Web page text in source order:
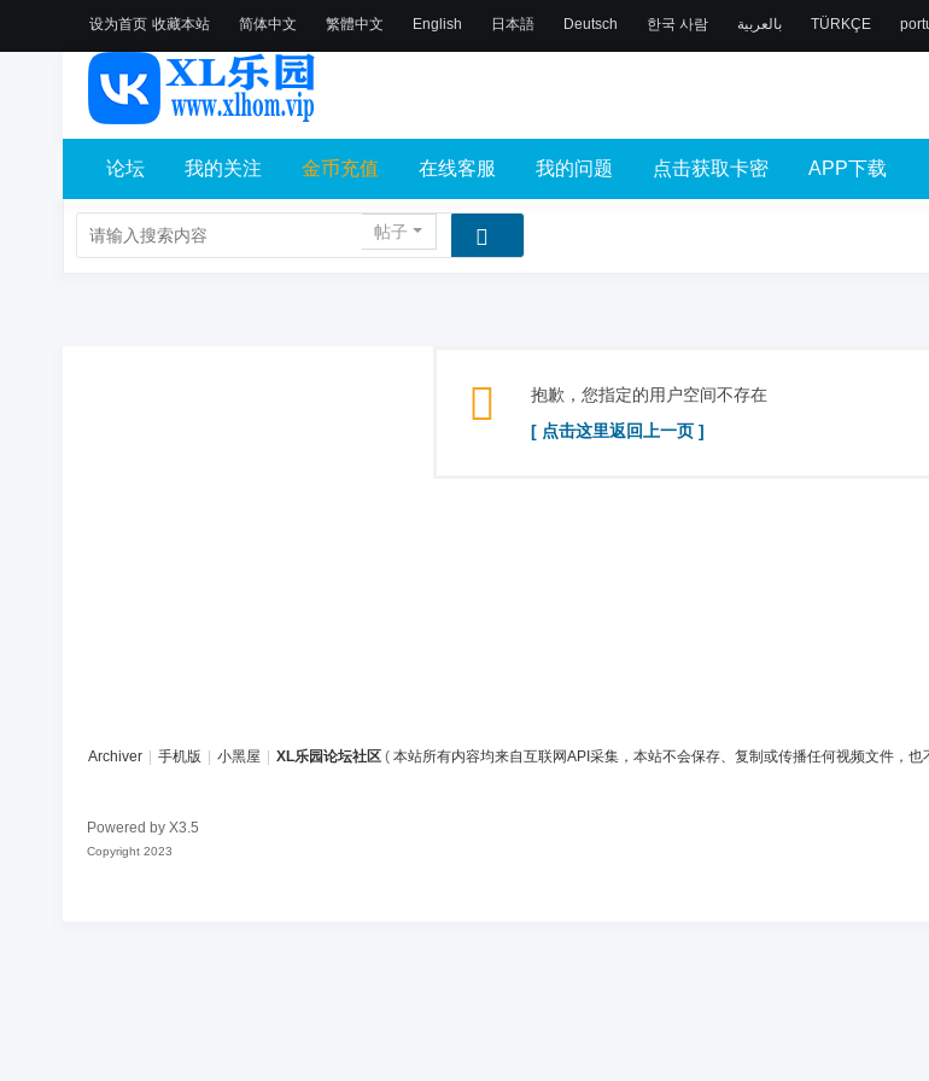
设为首页 收藏本站 简体中文 繁體中文 English 日本語 Deutsch 한국 사람 بالعربية TÜRKÇE
论坛 我的关注 金币充值 在线客服 我的问题 点击获取卡密 APP下载
帖子
抱歉，您指定的用户空间不存在
[ 点击这里返回上一页 ]
Archiver 手机版 小黑屋 XL乐园论坛社区 ( 本站所有内容均来自互联网API采集，本站不会保存、复制或传播任何视频文件，
Powered by X3.5
Copyright 2023